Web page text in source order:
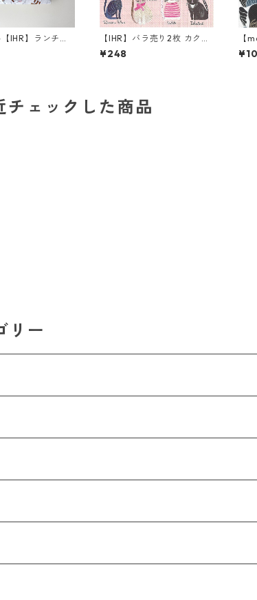
IHR】ランチサ
ーナプキン PLA
ホワイト Anita
【IHR】バラ売り2枚 カクテ
ルサイズ ペーパーナプキン
COOL CATS ピンク
¥248
【
枚
ナ
ェックした商品
リー